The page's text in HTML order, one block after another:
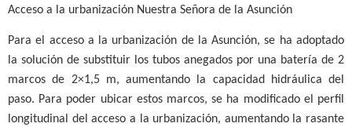
Acceso a la urbanización Nuestra Señora de la Asunción
Para el acceso a la urbanización de la Asunción, se ha adoptado
la solución de substituir los tubos anegados por una batería de 2
marcos de 2×1,5 m, aumentando la capacidad hidráulica del
paso. Para poder ubicar estos marcos, se ha modificado el perfil
longitudinal del acceso a la urbanización, aumentando la rasante